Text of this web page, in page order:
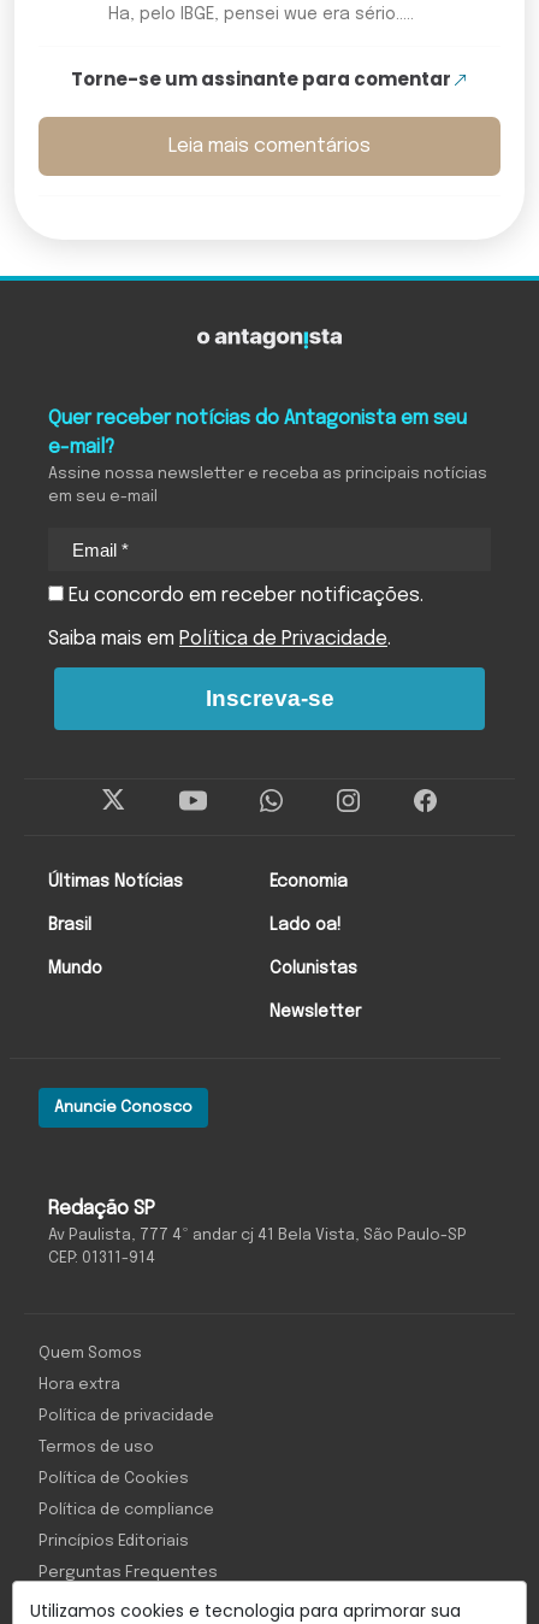
Ha, pelo IBGE, pensei wue era sério.....
Torne-se um assinante para comentar
Leia mais comentários
Utilizamos cookies e tecnologia para aprimorar sua
Redação SP
Av Paulista, 777 4º andar cj 41 Bela Vista, São Paulo-SP
CEP: 01311-914
Anuncie Conosco
Últimas Notícias
Brasil
Mundo
Economia
Lado oa!
Colunistas
Newsletter
Quer receber notícias do Antagonista em seu
e-mail?
Assine nossa newsletter e receba as principais notícias
em seu e-mail
Eu concordo em receber notificações.
Saiba mais em Política de Privacidade.
Inscreva-se
Quem Somos
Hora extra
Política de privacidade
Termos de uso
Política de Cookies
Política de compliance
Princípios Editoriais
Perguntas Frequentes